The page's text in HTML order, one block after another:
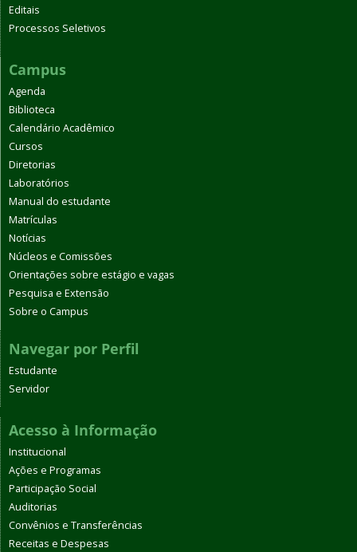
Editais
Processos Seletivos
Campus
Agenda
Biblioteca
Calendário Acadêmico
Cursos
Diretorias
Laboratórios
Manual do estudante
Matrículas
Notícias
Núcleos e Comissões
Orientações sobre estágio e vagas
Pesquisa e Extensão
Sobre o Campus
Navegar por Perfil
Estudante
Servidor
Acesso à Informação
Institucional
Ações e Programas
Participação Social
Auditorias
Convênios e Transferências
Receitas e Despesas